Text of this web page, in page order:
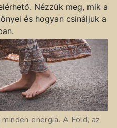
Nézzük meg, mik a
és hogyan csináljuk a
energia. A Föld, az